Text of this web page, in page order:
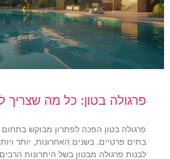
פרגולה בטון: כל מה שצריך
פרגולה בטון הפכה לפתרון מבוקש בתחום
בתים פרטיים. בשנים האחרונות, יותר
לבנות פרגולה מבטון בשל היתרונות